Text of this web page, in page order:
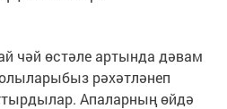
чәй өстәле артында дәвам
рәхәтләнеп
Апаларның өйдә